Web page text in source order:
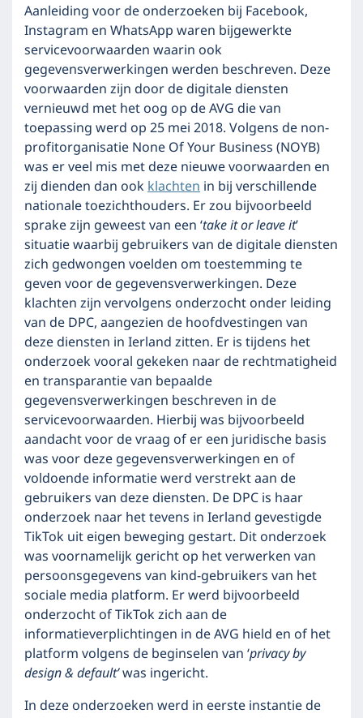
Aanleiding voor de onderzoeken bij Facebook,
Instagram en WhatsApp waren bijgewerkte
servicevoorwaarden waarin ook
gegevensverwerkingen werden beschreven. Deze
voorwaarden zijn door de digitale diensten
vernieuwd met het oog op de AVG die van
toepassing werd op 25 mei 2018. Volgens de non-
profitorganisatie None Of Your Business (NOYB)
was er veel mis met deze nieuwe voorwaarden en
zij dienden dan ookklachtenin bij verschillende
nationale toezichthouders. Er zou bijvoorbeeld
sprake zijn geweest van een ‘take it or leave it’
situatie waarbij gebruikers van de digitale diensten
zich gedwongen voelden om toestemming te
geven voor de gegevensverwerkingen. Deze
klachten zijn vervolgens onderzocht onder leiding
van de DPC, aangezien de hoofdvestingen van
deze diensten in Ierland zitten. Er is tijdens het
onderzoek vooral gekeken naar de rechtmatigheid
en transparantie van bepaalde
gegevensverwerkingen beschreven in de
servicevoorwaarden. Hierbij was bijvoorbeeld
aandacht voor de vraag of er een juridische basis
was voor deze gegevensverwerkingen en of
voldoende informatie werd verstrekt aan de
gebruikers van deze diensten. De DPC is haar
onderzoek naar het tevens in Ierland gevestigde
TikTok uit eigen beweging gestart. Dit onderzoek
was voornamelijk gericht op het verwerken van
persoonsgegevens van kind-gebruikers van het
sociale media platform. Er werd bijvoorbeeld
onderzocht of TikTok zich aan de
informatieverplichtingen in de AVG hield en of het
platform volgens de beginselen van ‘privacy by
design & default’was ingericht.
In deze onderzoeken werd in eerste instantie de